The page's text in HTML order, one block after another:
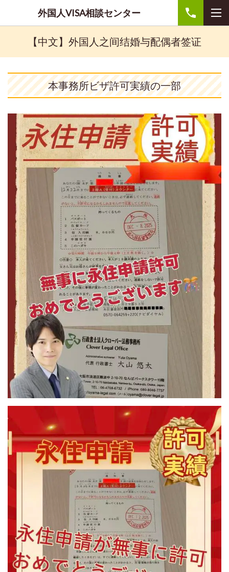
外国人VISA相談センター
【中文】外国人之间结婚与配偶者签证
本事務所ビザ許可実績の一部